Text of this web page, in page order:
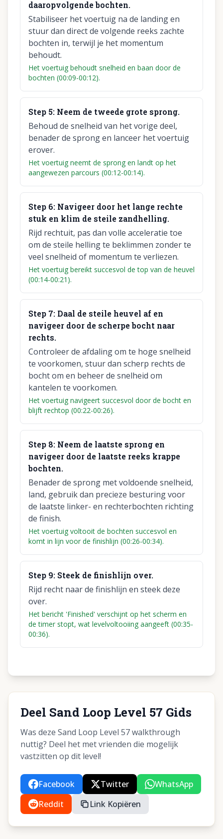
daaropvolgende bochten.
Stabiliseer het voertuig na de landing en
stuur dan direct de volgende reeks zachte
bochten in, terwijl je het momentum
behoudt.
Het voertuig behoudt snelheid en baan door de
bochten (00:09-00:12).
Step 5: Neem de tweede grote sprong.
Behoud de snelheid van het vorige deel,
benader de sprong en lanceer het voertuig
erover.
Het voertuig neemt de sprong en landt op het
aangewezen parcours (00:12-00:14).
Step 6: Navigeer door het lange rechte
stuk en klim de steile zandhelling.
Rijd rechtuit, pas dan volle acceleratie toe
om de steile helling te beklimmen zonder te
veel snelheid of momentum te verliezen.
Het voertuig bereikt succesvol de top van de heuvel
(00:14-00:21).
Step 7: Daal de steile heuvel af en
navigeer door de scherpe bocht naar
rechts.
Controleer de afdaling om te hoge snelheid
te voorkomen, stuur dan scherp rechts de
bocht om en beheer de snelheid om
kantelen te voorkomen.
Het voertuig navigeert succesvol door de bocht en
blijft rechtop (00:22-00:26).
Step 8: Neem de laatste sprong en
navigeer door de laatste reeks krappe
bochten.
Benader de sprong met voldoende snelheid,
land, gebruik dan precieze besturing voor
de laatste linker- en rechterbochten richting
de finish.
Het voertuig voltooit de bochten succesvol en
komt in lijn voor de finishlijn (00:26-00:34).
Step 9: Steek de finishlijn over.
Rijd recht naar de finishlijn en steek deze
over.
Het bericht 'Finished' verschijnt op het scherm en
de timer stopt, wat levelvoltooiing aangeeft (00:35-
00:36).
Deel Sand Loop Level 57 Gids
Was deze Sand Loop Level 57 walkthrough
nuttig? Deel het met vrienden die mogelijk
vastzitten op dit level!
Facebook Twitter
WhatsApp
Reddit
Link Kopiëren